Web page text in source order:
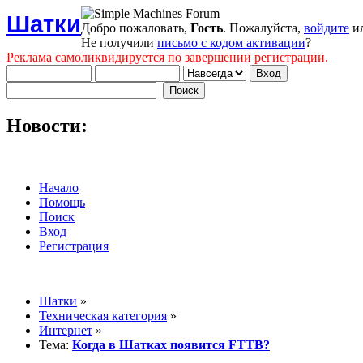
ШаткиДобро пожаловать, Гость. Пожалуйста, войдите
Не получили письмо с кодом активации?
Реклама самоликвидируется по завершении регистрации.
Новости:
Начало
Помощь
Поиск
Вход
Регистрация
Шатки »
Техническая категория »
Интернет »
Тема: Когда в Шатках появится FTTB?